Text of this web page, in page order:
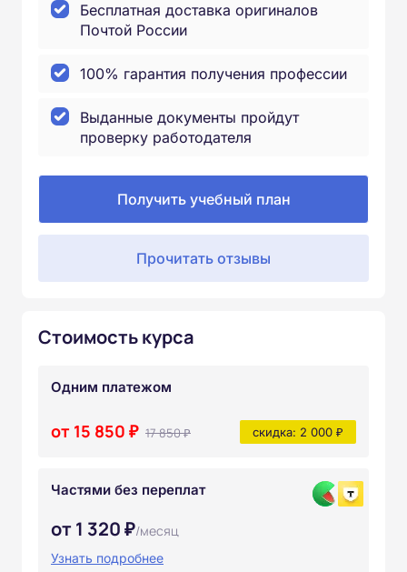
Бесплатная доставка оригиналов
Почтой России
100% гарантия получения профессии
Выданные документы пройдут
проверку работодателя
Получить учебный план
Прочитать отзывы
Стоимость курса
Одним платежом
от 15 850 ₽ 17 850 ₽ скидка: 2 000 ₽
Частями без переплат
от 1 320 ₽/месяц
Узнать подробнее